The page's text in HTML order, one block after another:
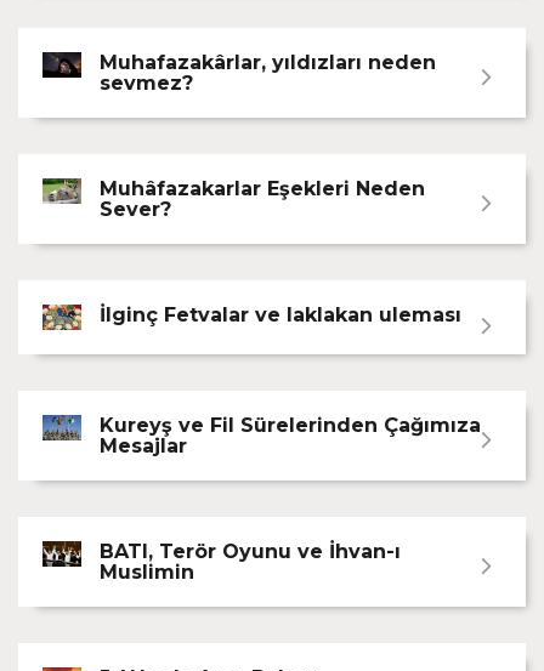
Muhafazakârlar, yıldızları neden
sevmez?
Muhâfazakarlar Eşekleri Neden
Sever?
İlginç Fetvalar ve laklakan uleması
Kureyş ve Fil Sürelerinden Çağımıza
Mesajlar
BATI, Terör Oyunu ve İhvan-ı
Muslimin